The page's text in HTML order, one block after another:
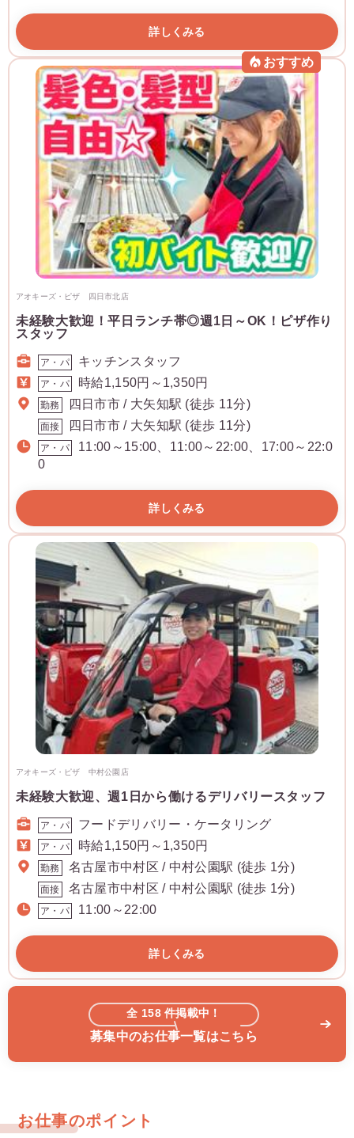
詳しくみる
おすすめ
アオキーズ・ピザ 四日市北店
未経験大歓迎！平日ランチ帯◎週1日～OK！ピザ作り
スタッフ
ア・パ キッチンスタッフ
ア・パ 時給1,150円～1,350円
勤務 四日市市 / 大矢知駅 (徒歩 11分)
面接 四日市市 / 大矢知駅 (徒歩 11分)
ア・パ
11:00～15:00、11:00～22:00、17:00～22:0
0
詳しくみる
アオキーズ・ピザ 中村公園店
未経験大歓迎、週1日から働けるデリバリースタッフ
ア・パ フードデリバリー・ケータリング
ア・パ 時給1,150円～1,350円
勤務 名古屋市中村区 / 中村公園駅 (徒歩 1分)
面接 名古屋市中村区 / 中村公園駅 (徒歩 1分)
ア・パ 11:00～22:00
詳しくみる
全 158件掲載中！
募集中のお仕事一覧はこちら
お仕事のポイント